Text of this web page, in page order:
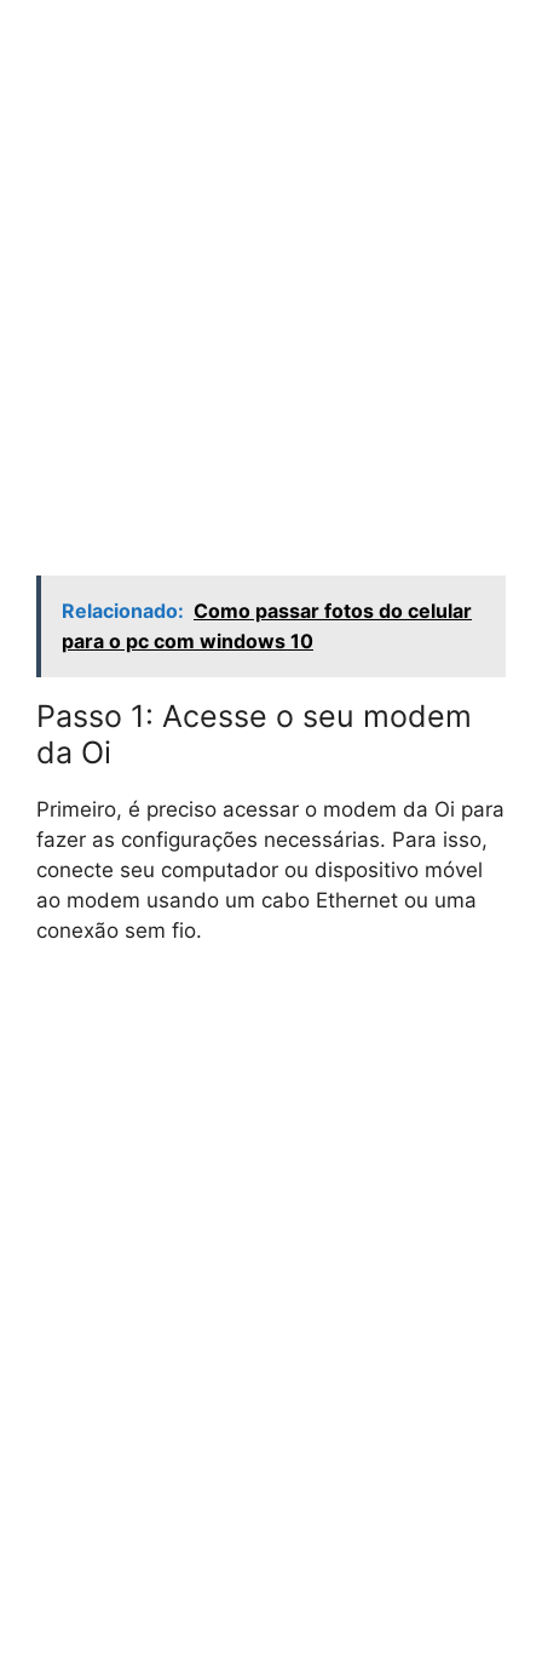
Relacionado: Como passar fotos do celular
para o pc com windows 10
Passo 1: Acesse o seu modem
da Oi
Primeiro, é preciso acessar o modem da Oi para
fazer as configurações necessárias. Para isso,
conecte seu computador ou dispositivo móvel
ao modem usando um cabo Ethernet ou uma
conexão sem fio.